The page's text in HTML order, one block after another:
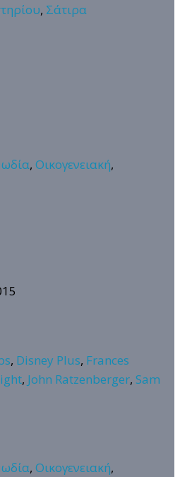
, Σάτιρα
, Οικογενειακή,
, Disney Plus, Frances
, John Ratzenberger, Sam
, Οικογενειακή,